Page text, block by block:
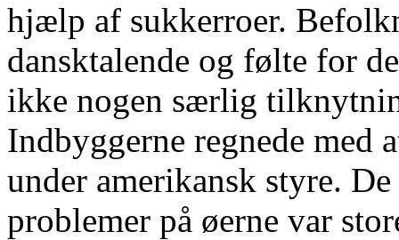
hjælp af sukkerroer.
dansktalende og følte for
ikke nogen særlig
Indbyggerne regnede med
under amerikansk styre.
problemer på øerne var